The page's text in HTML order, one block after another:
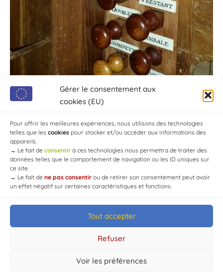
Gérer le consentement aux
cookies (EU)
Pour offrir les meilleures expériences, nous utilisons des technologies
telles que les cookies pour stocker et/ou accéder aux informations des
appareils.
→ Le fait de consentir à ces technologies nous permettra de traiter des
données telles que le comportement de navigation ou les ID uniques sur
ce site.
→ Le fait de ne pas consentir ou de retirer son consentement peut avoir
un effet négatif sur certaines caractéristiques et fonctions.
Tout accepter
Refuser
Voir les préférences
© Mairie de Chaource [2004-2024] | Tous droits réservés.
Developed byWEB3-DESIGN